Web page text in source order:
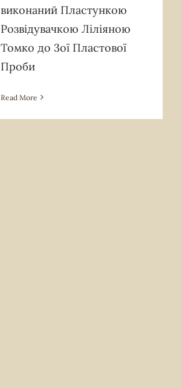
виконаний Пластункою
Розвідувачкою Ліліяною
Томко до 3ої Пластової
Проби
Read More